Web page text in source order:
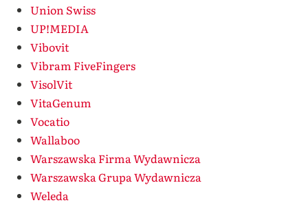
Union Swiss
UP!MEDIA
Vibovit
Vibram FiveFingers
VisolVit
VitaGenum
Vocatio
Wallaboo
Warszawska Firma Wydawnicza
Warszawska Grupa Wydawnicza
Weleda